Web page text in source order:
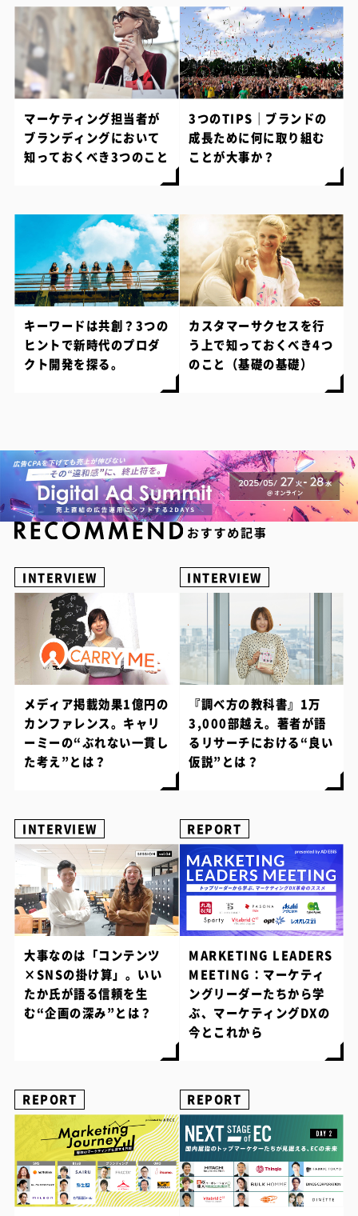
マーケティング担当者が
ブランディングにおいて
知っておくべき3つのこと
3つのTIPS｜ブランドの
成長ために何に取り組む
ことが大事か？
キーワードは共創？3つの
ヒントで新時代のプロダ
クト開発を探る。
カスタマーサクセスを行
う上で知っておくべき4つ
のこと（基礎の基礎）
INTERVIEW
メディア掲載効果1億円の
カンファレンス。キャリ
ーミーの“ぶれない一貫し
た考え”とは？
INTERVIEW
『調べ方の教科書』1万
3,000部越え。著者が語
るリサーチにおける“良い
仮説”とは？
INTERVIEW
大事なのは「コンテンツ
×SNSの掛け算」。いい
たか氏が語る信頼を生
む“企画の深み”とは？
REPORT
MARKETING LEADERS
MEETING：マーケティ
ングリーダーたちから学
ぶ、マーケティングDXの
今とこれから
REPORT REPORT